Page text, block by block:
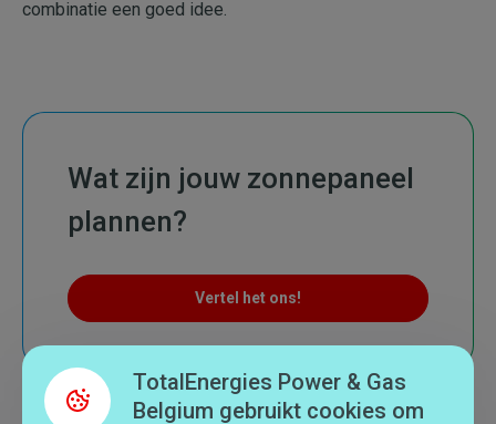
combinatie een goed idee.
Wat zijn jouw zonnepaneel
plannen?
Vertel het ons!
TotalEnergies Power & Gas
Belgium gebruikt cookies om